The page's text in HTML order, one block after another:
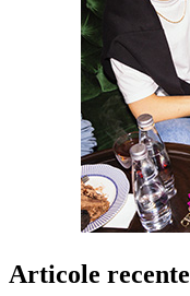
Articole recente